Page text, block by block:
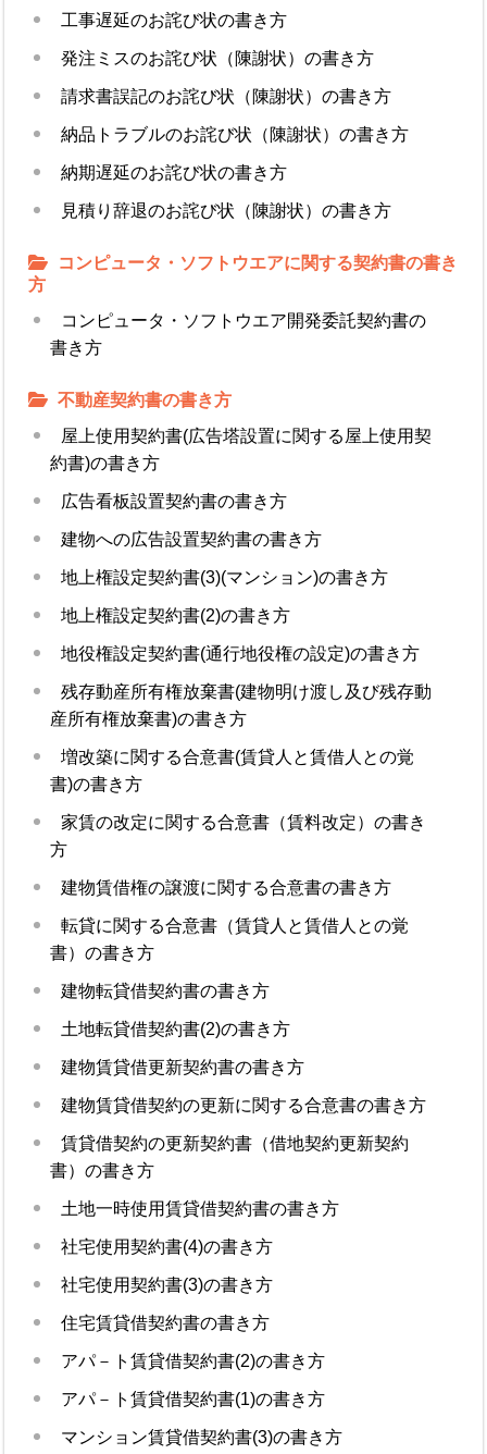
工事遅延のお詫び状の書き方
発注ミスのお詫び状（陳謝状）の書き方
請求書誤記のお詫び状（陳謝状）の書き方
納品トラブルのお詫び状（陳謝状）の書き方
納期遅延のお詫び状の書き方
見積り辞退のお詫び状（陳謝状）の書き方
コンピュータ・ソフトウエアに関する契約書の書き
方
コンピュータ・ソフトウエア開発委託契約書の
書き方
不動産契約書の書き方
屋上使用契約書(広告塔設置に関する屋上使用契
約書)の書き方
広告看板設置契約書の書き方
建物への広告設置契約書の書き方
地上権設定契約書(3)(マンション)の書き方
地上権設定契約書(2)の書き方
地役権設定契約書(通行地役権の設定)の書き方
残存動産所有権放棄書(建物明け渡し及び残存動
産所有権放棄書)の書き方
増改築に関する合意書(賃貸人と賃借人との覚
書)の書き方
家賃の改定に関する合意書（賃料改定）の書き
方
建物賃借権の譲渡に関する合意書の書き方
転貸に関する合意書（賃貸人と賃借人との覚
書）の書き方
建物転貸借契約書の書き方
土地転貸借契約書(2)の書き方
建物賃貸借更新契約書の書き方
建物賃貸借契約の更新に関する合意書の書き方
賃貸借契約の更新契約書（借地契約更新契約
書）の書き方
土地一時使用賃貸借契約書の書き方
社宅使用契約書(4)の書き方
社宅使用契約書(3)の書き方
住宅賃貸借契約書の書き方
アパ－ト賃貸借契約書(2)の書き方
アパ－ト賃貸借契約書(1)の書き方
マンション賃貸借契約書(3)の書き方